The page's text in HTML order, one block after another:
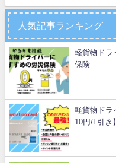
人気記事ランキング
軽貨物ドラ
保険
軽貨物ドラ
10円/L引き】